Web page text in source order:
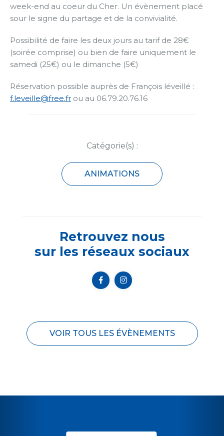
week-end au coeur du Cher. Un évènement placé
sour le signe du partage et de la convivialité.
Possibilité de faire les deux jours au tarif de 28€
(soirée comprise) ou bien de faire uniquement le
samedi (25€) ou le dimanche (5€)
Réservation possible auprès de François léveillé :
f.leveille@free.fr ou au 06.79.20.76.16
Catégorie(s) :
ANIMATIONS
Retrouvez nous
sur les réseaux sociaux
VOIR TOUS LES ÉVÈNEMENTS